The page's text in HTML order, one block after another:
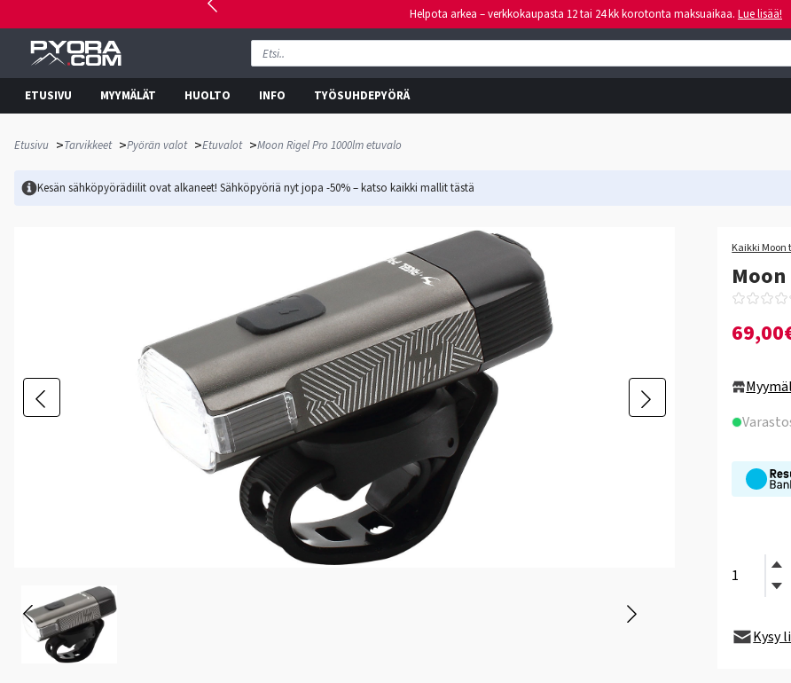
Helpota arkea – verkkokaupasta 12 tai 24 kk korotonta maksuaikaa. Lue lisää!
ETUSIVU MYYMÄLÄT HUOLTO INFO TYÖSUHDEPYÖRÄ
Etusivu >Tarvikkeet >Pyörän valot >Etuvalot >Moon Rigel Pro 1000lm etuvalo
Kesän sähköpyörädiilit ovat alkaneet! Sähköpyöriä nyt jopa -50% – katso kaikki mallittästä
Kaikki Moon
Kysy